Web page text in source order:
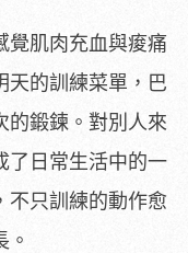
覺肌肉充血與痠痛
天的訓練菜單，巴
的鍛鍊。對別人來
了日常生活中的一
不只訓練的動作愈